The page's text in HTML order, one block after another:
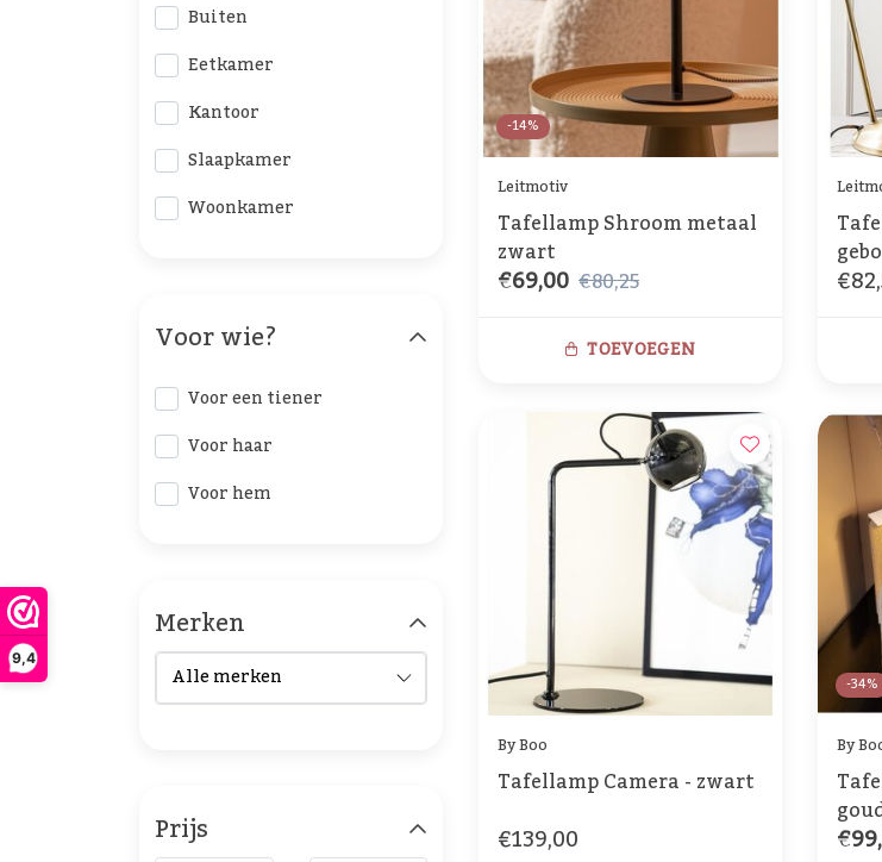
9,4
-14%
Leitmotiv
Tafellamp Shroom metaal
zwart
€69,00 €80,25
TOEVOEGEN
By Boo
Tafellamp Camera - zwart
€139,00
-34%
By
Buiten
Eetkamer
Kantoor
Slaapkamer
Woonkamer
Voor wie?
Voor een tiener
Voor haar
Voor hem
Merken
Prijs